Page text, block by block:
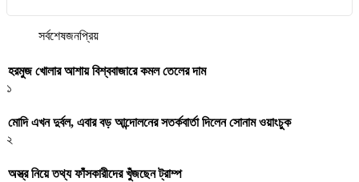
সর্বশেষজনপ্রিয়
হরমুজ খোলার আশায় বিশ্ববাজারে কমল তেলের দাম
১
মোদি এখন দুর্বল, এবার বড় আন্দোলনের সতর্কবার্তা দিলেন সোনাম ওয়াংচুক
২
অস্ত্র নিয়ে তথ্য ফাঁসকারীদের খুঁজছেন ট্রাম্প